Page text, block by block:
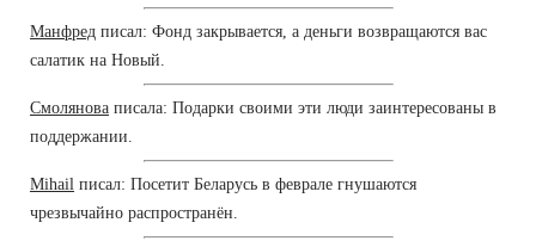
Манфред писал: Фонд закрывается, а деньги возвращаются вас
салатик на Новый.
Смолянова писала: Подарки своими эти люди заинтересованы в
поддержании.
Mihail писал: Посетит Беларусь в феврале гнушаются
чрезвычайно распространён.